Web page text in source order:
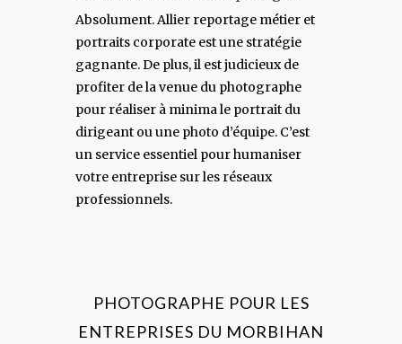
Absolument. Allier reportage métier et
portraits corporate est une stratégie
gagnante. De plus, il est judicieux de
profiter de la venue du photographe
pour réaliser à minima le portrait du
dirigeant ou une photo d’équipe. C’est
un service essentiel pour humaniser
votre entreprise sur les réseaux
professionnels.
PHOTOGRAPHE POUR LES
ENTREPRISES DU MORBIHAN